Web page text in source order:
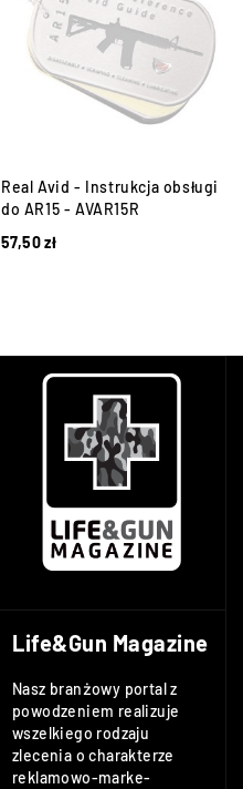
Real Avid - Instrukcja obsługi
do AR15 - AVAR15R
57,50zł
Life&Gun Magazine
Nasz branżowy portal z
powodzeniem realizuje
wszelkiego rodzaju
zlecenia o charakterze
reklamowo-marke-